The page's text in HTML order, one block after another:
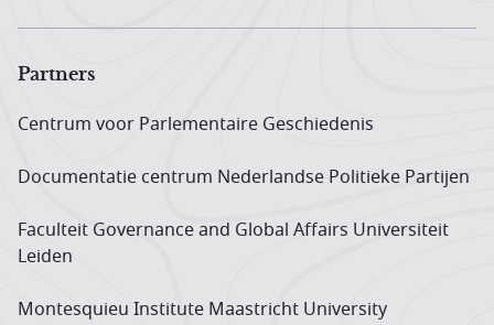
Partners
Centrum voor Parlementaire Geschiedenis
Documentatie centrum Neder­landse Politieke Partijen
Faculteit Governance and Global Affairs Universiteit
Leiden
Montesquieu Institute Maastricht University